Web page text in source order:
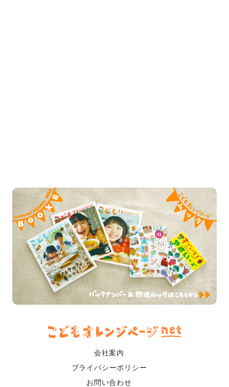
会社案内
プライバシーポリシー
お問い合わせ